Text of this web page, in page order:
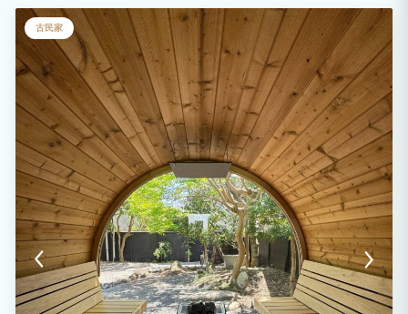
のルールに同意いただいたものとみなします。 1. 宿泊者名簿と身分証の提出 チェ
ックインまでに宿泊者名簿の記入、および有効な身分証明書（運転免許証・マイナンバ
ーカード・パスポート等）の提示が必要です。 未提出の場合、入室パスワードを発
行できません。未成年者のみでの宿泊は固くお断りいたします。 2. チェックイン・チ
ェックアウト チェックイン： 午後3時から チェックアウト： 午前10時まで 安
全確認のため、午前10:05に清掃スタッフが館内に入室します。 無断で午前10:10を
過ぎた場合は、10分超過につき3,000円の追加費用が発生します。 3. 宿泊人数と第三
者の立ち入り禁止 予約人数を超える宿泊・立ち入り、および宿泊者以外の第三者の
入室は短時間でも一切禁止です。 無断立ち入りが発覚した場合、違約金として1人あ
たり30,000円を請求します。 予約人数を超えて寝具を使用した場合は1組につき
5,000円を請求します。 4. 敷地内全面禁煙（電子タバコ等含む） 室内および敷地内
は、室外BBQエリアの指定喫煙場所を除き全面禁煙です。 指定場所以外での喫煙や
吸殻が発見された場合、特別清掃費として50,000円を請求します。 5. 夜間の過ごし
方と騒音（最重要） 周辺環境への配慮のため、夜間の騒音は厳禁です。 20時以降
は屋外スペース（BBQエリア・サウナ等）での、大きな音量での音楽、会話、歌唱な
どはお止め下さい。 21時以降は屋外の利用は禁止ですので、窓を閉め室内でお過ご
しください。 苦情や通報があった場合はその場で退去となります。 6. 火気厳禁と
ペレットグリルの制限 花火、薪、炭、キャンドル等の火気類の持ち込み・使用は禁
止です。 備え付けのペレットグリルに、ペレット以外の燃料（固形燃料、薪、炭な
ど）を入れる行為は固く禁止します。 故障・汚損時は本体弁償代および修理費用を
全額請求します。 外出時は、サウナ、ペレットストーブ、グリルの電源はオフにし
て下さい。 7. 土足厳禁とスリッパのルール 室内は全面土足厳禁です。 室内用ス
リッパを履いたまま、バーベキューエリアやテラスなどの屋外へ出ることはお止めくだ
ペック」に仕上げました。 本場フィンランドのように「黙浴」は不要。
心地よい熱の中で対話をお楽しみください。 水風呂には、敷地内の井
戸から汲み上げた板取川の伏流水（飲める超軟水）を使用。公的水質検
査をクリアしたpH7.0の透明な水は、通年約14℃に安定し、夏はキレ、
冬は優しく身体を包み込みます。 さらに、サウナから水風呂まで2秒、
水風呂から外気浴までも2秒。この最短ルートが、あなたを最高峰の
「ととのい」へと導きます。
古民家